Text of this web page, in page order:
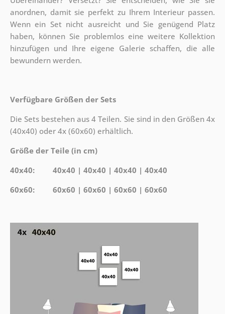
anordnen, damit sie perfekt zu Ihrem Interieur passen.
Wenn ein Set nicht ausreicht und Sie genügend Platz
haben, können Sie problemlos eine weitere Kollektion
hinzufügen und Ihre eigene Galerie schaffen, die alle
bewundern werden.
Verfügbare Größen der Sets
Die Sets bestehen aus 4 Teilen. Sie sind in den Größen 4x
(40x40) oder 4x (60x60) erhältlich.
Größe der Teile (in cm)
40x40: 40x40 | 40x40 | 40x40 | 40x40
60x60: 60x60 | 60x60 | 60x60 | 60x60